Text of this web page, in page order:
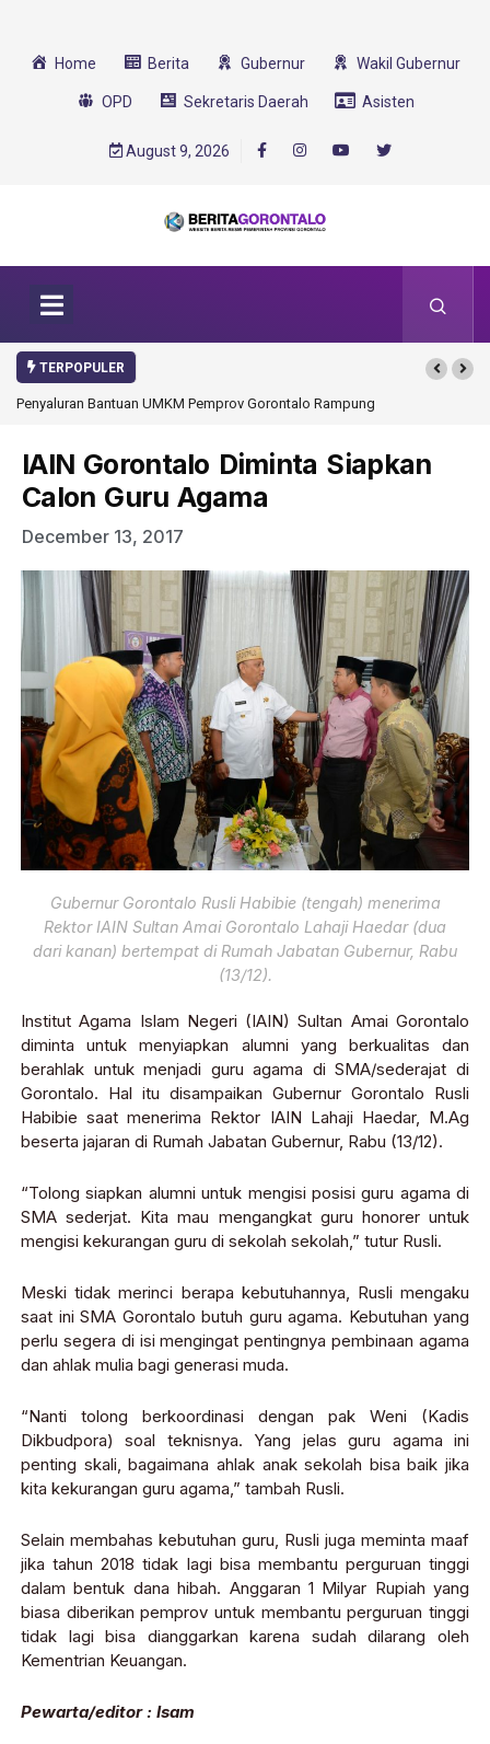
Home Berita Gubernur Wakil Gubernur
OPD Sekretaris Daerah Asisten
August 9, 2026
TERPOPULER
Penyaluran Bantuan UMKM Pemprov Gorontalo Rampung
IAIN Gorontalo Diminta Siapkan
Calon Guru Agama
December 13, 2017
Gubernur Gorontalo Rusli Habibie (tengah) menerima
Rektor IAIN Sultan Amai Gorontalo Lahaji Haedar (dua
dari kanan) bertempat di Rumah Jabatan Gubernur, Rabu
(13/12).
Institut Agama Islam Negeri (IAIN) Sultan Amai Gorontalo
diminta untuk menyiapkan alumni yang berkualitas dan
berahlak untuk menjadi guru agama di SMA/sederajat di
Gorontalo. Hal itu disampaikan Gubernur Gorontalo Rusli
Habibie saat menerima Rektor IAIN Lahaji Haedar, M.Ag
beserta jajaran di Rumah Jabatan Gubernur, Rabu (13/12).
“Tolong siapkan alumni untuk mengisi posisi guru agama di
SMA sederjat. Kita mau mengangkat guru honorer untuk
mengisi kekurangan guru di sekolah sekolah,” tutur Rusli.
Meski tidak merinci berapa kebutuhannya, Rusli mengaku
saat ini SMA Gorontalo butuh guru agama. Kebutuhan yang
perlu segera di isi mengingat pentingnya pembinaan agama
dan ahlak mulia bagi generasi muda.
“Nanti tolong berkoordinasi dengan pak Weni (Kadis
Dikbudpora) soal teknisnya. Yang jelas guru agama ini
penting skali, bagaimana ahlak anak sekolah bisa baik jika
kita kekurangan guru agama,” tambah Rusli.
Selain membahas kebutuhan guru, Rusli juga meminta maaf
jika tahun 2018 tidak lagi bisa membantu perguruan tinggi
dalam bentuk dana hibah. Anggaran 1 Milyar Rupiah yang
biasa diberikan pemprov untuk membantu perguruan tinggi
tidak lagi bisa dianggarkan karena sudah dilarang oleh
Kementrian Keuangan.
Pewarta/editor : Isam